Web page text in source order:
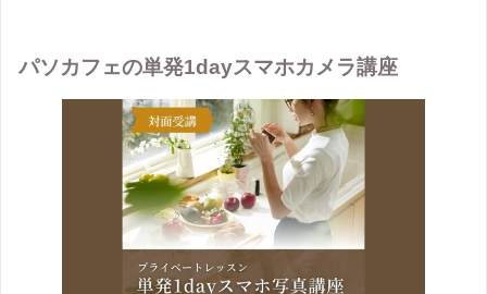
パソカフェの単発1dayスマホカメラ講座